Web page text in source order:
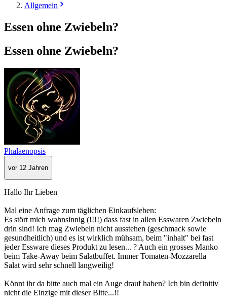
Allgemein
Essen ohne Zwiebeln?
Essen ohne Zwiebeln?
Phalaenopsis
vor 12 Jahren
Hallo Ihr Lieben
Mal eine Anfrage zum täglichen Einkaufsleben:
Es stört mich wahnsinnig (!!!!) dass fast in allen Esswaren Zwiebeln
drin sind! Ich mag Zwiebeln nicht ausstehen (geschmack sowie
gesundheitlich) und es ist wirklich mühsam, beim "inhalt" bei fast
jeder Essware dieses Produkt zu lesen... ? Auch ein grosses Manko
beim Take-Away beim Salatbuffet. Immer Tomaten-Mozzarella
Salat wird sehr schnell langweilig!
Könnt ihr da bitte auch mal ein Auge drauf haben? Ich bin definitiv
nicht die Einzige mit dieser Bitte...!!